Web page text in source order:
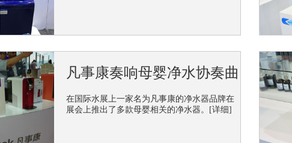
为期3天的第11届上海国际水展(AQUATECHCHINA)如期在
于1970年，总部位于美国俄亥俄州，是世界著名的民用、商用
凡事康奏响母婴净水协奏曲
在国际水展上一家名为凡事康的净水器品牌在
展会上推出了多款母婴相关的净水器。
[详细]